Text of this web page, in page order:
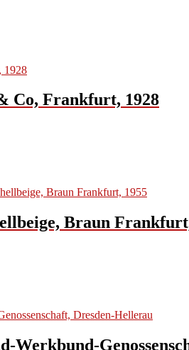
Co, Frankfurt, 1928
Braun
Werkbund-